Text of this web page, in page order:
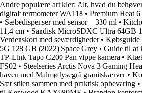
Andre populære artikler: Alt, hvad du
digitalt termometer WA118 • Premium Heat
• Sæbedispenser med sensor – 330 ml •
11,4 cm • Sandisk MicroSDXC Ultra 64GB
Verdenskort med seværdigheder• Købsguide
5G 128 GB (2022) Space Grey • Guide til at
TP-Link Tapo C200 Pan vippe kamera •
FS02 • Steelseries Arctis Nova 3 Gaming
haven med Malmø lysegrå granitskærver•
Sæt stilen sammen med praktisk opbevaring •